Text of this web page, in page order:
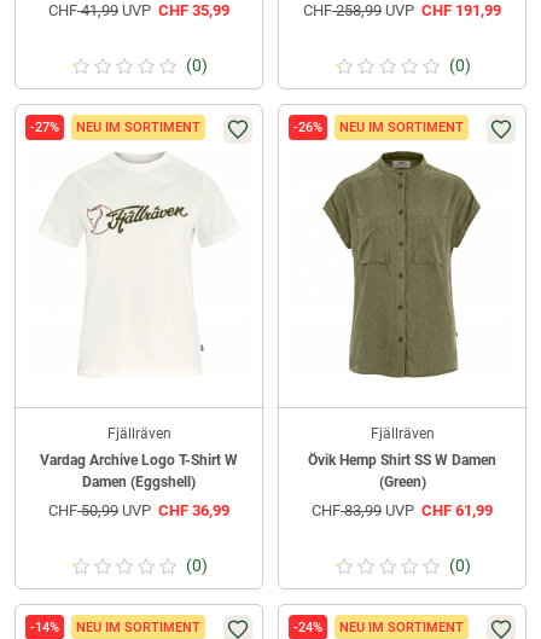
CHF41,99 UVP CHF 35,99
(0)
CHF258,99 UVP CHF 191,99
(0)
-27% NEU IM SORTIMENT
Fjällräven
Vardag Archive Logo T-Shirt W
Damen (Eggshell)
CHF50,99 UVP CHF 36,99
(0)
-26% NEU IM SORTIMENT
Fjällräven
Övik Hemp Shirt SS W Damen
(Green)
CHF83,99 UVP CHF 61,99
(0)
-14% NEU IM SORTIMENT -24% NEU IM SORTIMENT